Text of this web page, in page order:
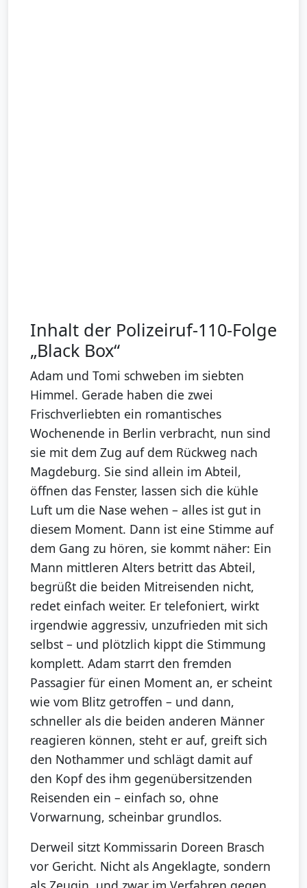
Inhalt der Polizeiruf-110-Folge
„Black Box“
Adam und Tomi schweben im siebten
Himmel. Gerade haben die zwei
Frischverliebten ein romantisches
Wochenende in Berlin verbracht, nun sind
sie mit dem Zug auf dem Rückweg nach
Magdeburg. Sie sind allein im Abteil,
öffnen das Fenster, lassen sich die kühle
Luft um die Nase wehen – alles ist gut in
diesem Moment. Dann ist eine Stimme auf
dem Gang zu hören, sie kommt näher: Ein
Mann mittleren Alters betritt das Abteil,
begrüßt die beiden Mitreisenden nicht,
redet einfach weiter. Er telefoniert, wirkt
irgendwie aggressiv, unzufrieden mit sich
selbst – und plötzlich kippt die Stimmung
komplett. Adam starrt den fremden
Passagier für einen Moment an, er scheint
wie vom Blitz getroffen – und dann,
schneller als die beiden anderen Männer
reagieren können, steht er auf, greift sich
den Nothammer und schlägt damit auf
den Kopf des ihm gegenübersitzenden
Reisenden ein – einfach so, ohne
Vorwarnung, scheinbar grundlos.
Derweil sitzt Kommissarin Doreen Brasch
vor Gericht. Nicht als Angeklagte, sondern